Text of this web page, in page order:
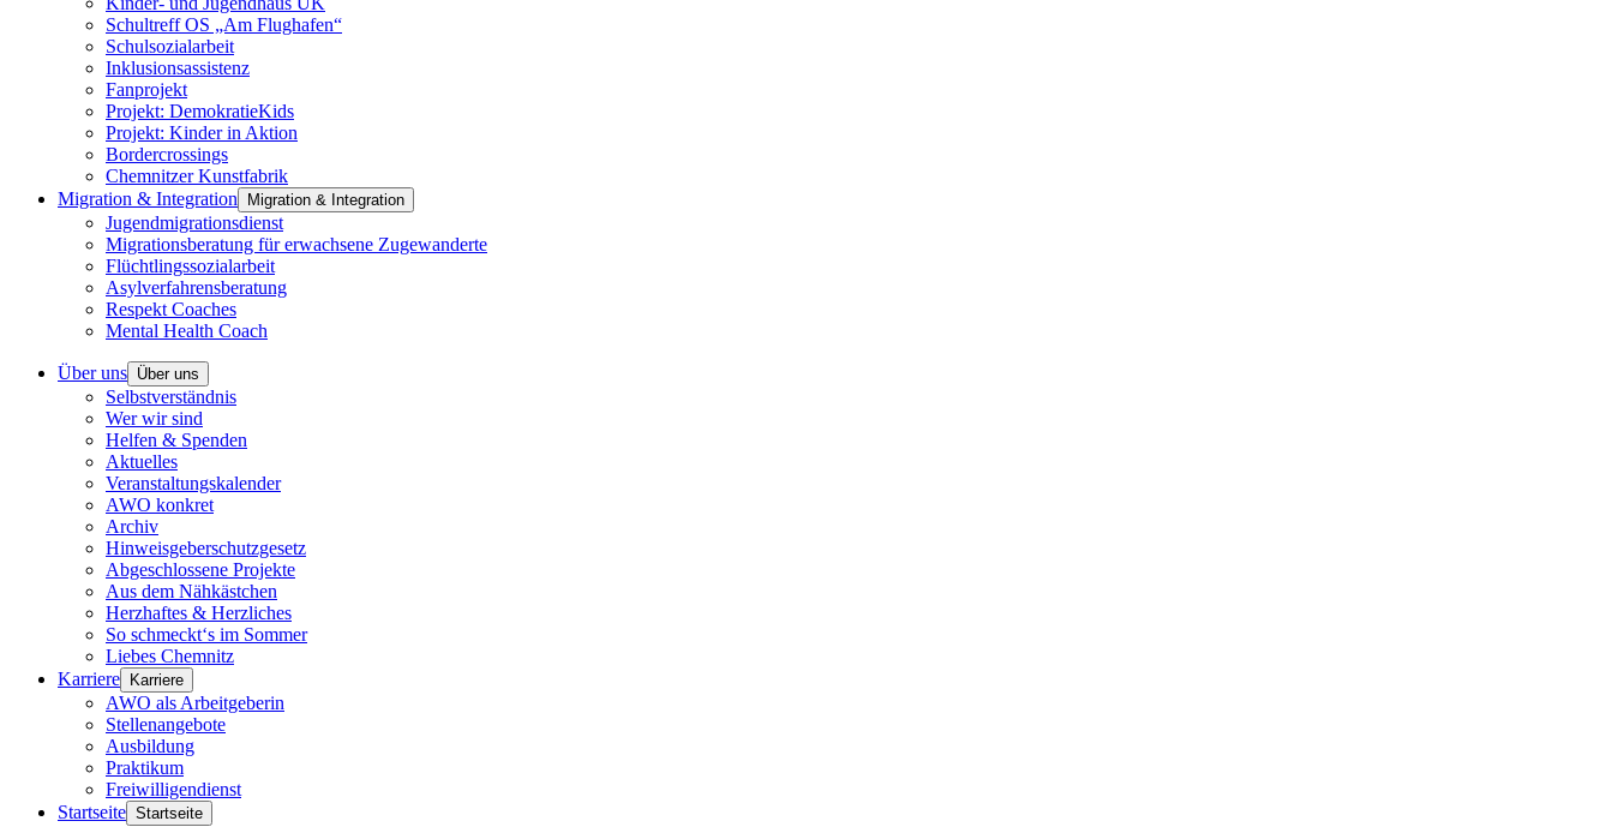
Schultreff OS „Am Flughafen“
Schulsozialarbeit
Inklusionsassistenz
Fanprojekt
Projekt: DemokratieKids
Projekt: Kinder in Aktion
Bordercrossings
Chemnitzer Kunstfabrik
Migration & Integration
Migration & Integration
Jugendmigrationsdienst
Migrationsberatung für erwachsene Zugewanderte
Flüchtlingssozialarbeit
Asylverfahrensberatung
Respekt Coaches
Mental Health Coach
Über uns Über uns
Selbstverständnis
Wer wir sind
Helfen & Spenden
Aktuelles
Veranstaltungskalender
AWO konkret
Archiv
Hinweisgeberschutzgesetz
Abgeschlossene Projekte
Aus dem Nähkästchen
Herzhaftes & Herzliches
So schmeckt‘s im Sommer
Liebes Chemnitz
Karriere
Karriere
AWO als Arbeitgeberin
Stellenangebote
Ausbildung
Praktikum
Freiwilligendienst
Startseite Startseite